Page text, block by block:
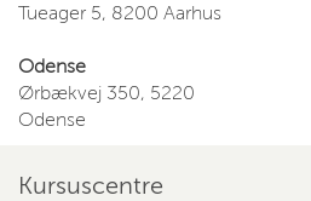
Tueager 5, 8200 Aarhus
Odense
Ørbækvej 350, 5220
Odense
Kursuscentre